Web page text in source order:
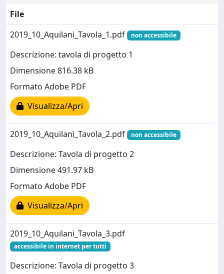
File
2019_10_Aquilani_Tavola_1.pdf
non accessibile
Descrizione: tavola di progetto 1
Dimensione 816.38 kB
Formato Adobe PDF
Visualizza/Apri
2019_10_Aquilani_Tavola_2.pdf non accessibile
Descrizione: Tavola di progetto 2
Dimensione 491.97 kB
Formato Adobe PDF
Visualizza/Apri
2019_10_Aquilani_Tavola_3.pdf
accessibile in internet per tutti
Descrizione: Tavola di progetto 3